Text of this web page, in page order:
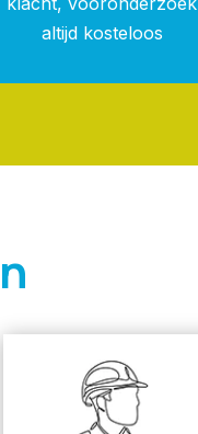
altijd kosteloos